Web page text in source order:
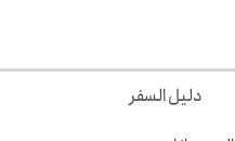
دليل السفر